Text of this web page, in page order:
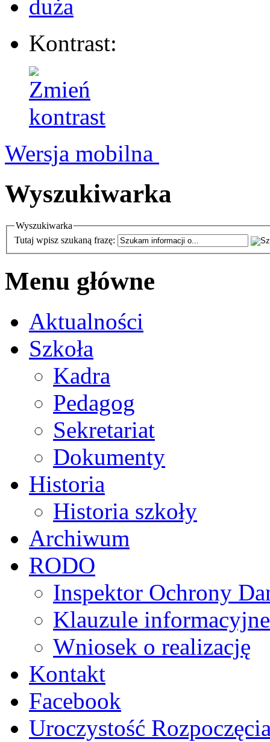
Kontrast:
Wersja mobilna
Wyszukiwarka
Wyszukiwarka
Tutaj wpisz szukaną frazę:
Menu główne
Aktualności
Szkoła
Kadra
Pedagog
Sekretariat
Dokumenty
Historia
Historia szkoły
Archiwum
RODO
Inspektor Ochrony
Klauzule informacyjne
Wniosek o realizację
Kontakt
Facebook
Uroczystość